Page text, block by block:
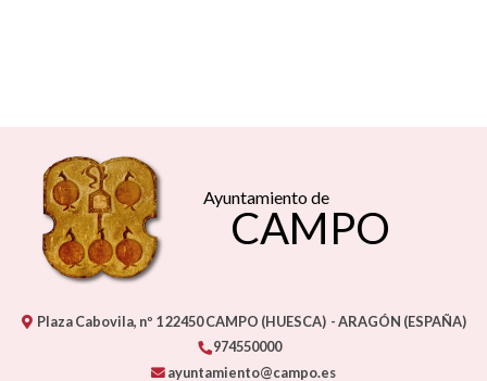
Ayuntamiento de
CAMPO
Plaza Cabovila, nº 122450 CAMPO (HUESCA) - ARAGÓN (ESPAÑA)
974550000
ayuntamiento@campo.es